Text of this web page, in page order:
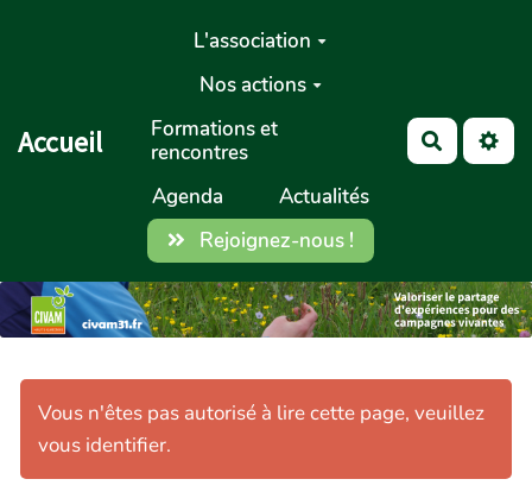
Aller au contenu principal
Accueil
L'association
Nos actions
Formations et
rencontres
Agenda
Actualités
Rejoignez-nous !
Vous n'êtes pas autorisé à lire cette page, veuillez
vous identifier.